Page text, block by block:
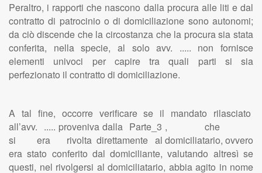
Peraltro, i rapporti che nascono dalla procura alle liti e dal
contratto di patrocinio o di domiciliazione sono autonomi;
da ciò discende che la circostanza che la procura sia stata
conferita, nella specie, al solo avv. ..... non fornisce
elementi univoci per capire tra quali parti si sia
perfezionato il contratto di domiciliazione.
A tal fine, occorre verificare se il mandato rilasciato
all’avv. ..... proveniva dalla Parte_3 , che
si era rivolta direttamente al domiciliatario, ovvero
era stato conferito dal domiciliante, valutando altresì se
questi, nel rivolgersi al domiciliatario, abbia agito in nome